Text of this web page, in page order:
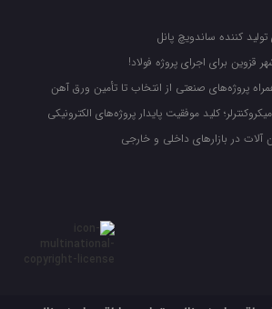
کننده ساندویچ پانل
قزوین برای اجرای پروژه فولاد!
همراه پروژه‌های صنعتی از انتخاب تا تأمین ورق آهن
کلید موفقیت پایدار پروژه‌های الکترونیکی
در بازارهای داخلی و خارجی